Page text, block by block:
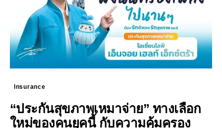
VDO
Event & Activities
แม่แอร์ป้ายยา
Insurance
“ประกันสุขภาพเหมาจ่าย” ทางเลือก
ใหม่ของคนยุคนี้ กับความคุ้มครอง